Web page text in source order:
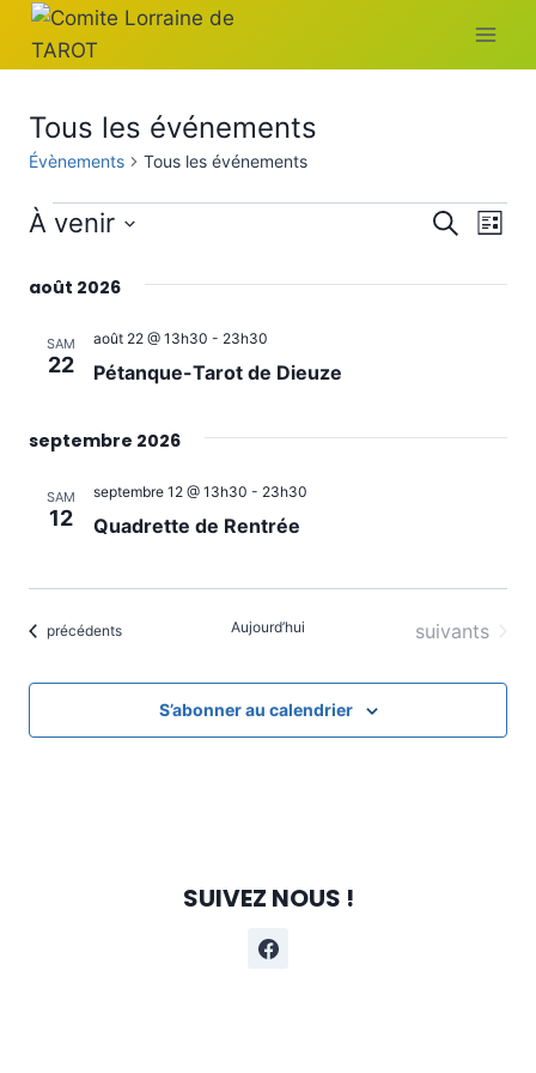
Aller
Tous les événements
Évènements Tous les événements
Évènements
et
vues
Recherche
Liste
À venir
une
août 2026
SAM
22 Pétanque-Tarot de Dieuze
août 22 @ 13h30 - 23h30
septembre 2026
SAM
12 Quadrette de Rentrée
septembre 12 @ 13h30 - 23h30
Évènements
précédents Aujourd’hui Évènements
suivants
S’abonner au calendrier
SUIVEZ NOUS !